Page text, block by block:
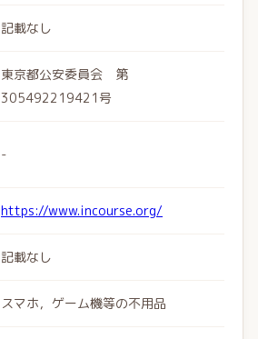
記載なし
東京都公安委員会 第
305492219421号
-
https://www.incourse.org/
記載なし
スマホ，ゲーム機等の不用品